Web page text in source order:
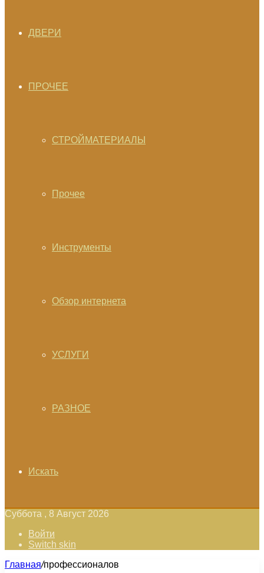
ДВЕРИ
ПРОЧЕЕ
СТРОЙМАТЕРИАЛЫ
Прочее
Инструменты
Обзор интернета
УСЛУГИ
РАЗНОЕ
Искать
Суббота , 8 Август 2026
Войти
Switch skin
Главная/профессионалов